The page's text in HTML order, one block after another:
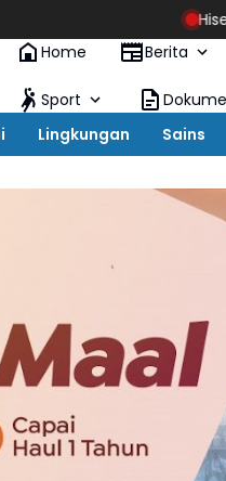
Hisense Siap
Home
Berita
Sport
Lingkungan Sains